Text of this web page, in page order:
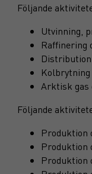
Följande
Utvinning,
Raffinering
Kolbrytning
Arktisk gas
Följande
Produktion
Produktion
Produktion